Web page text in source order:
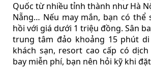
Quốc từ nhiều tỉnh thành như Hà
Nẵng… Nếu may mắn, bạn có thể
hồi với giá dưới 1 triệu đồng. Sân
trung tâm đảo khoảng 15 phút
khách sạn, resort cao cấp có
bay miễn phí, bạn nên hỏi kỹ khi